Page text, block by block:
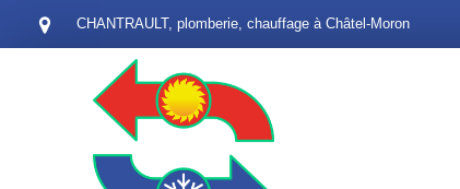
CHANTRAULT, plomberie, chauffage à Châtel-Moron